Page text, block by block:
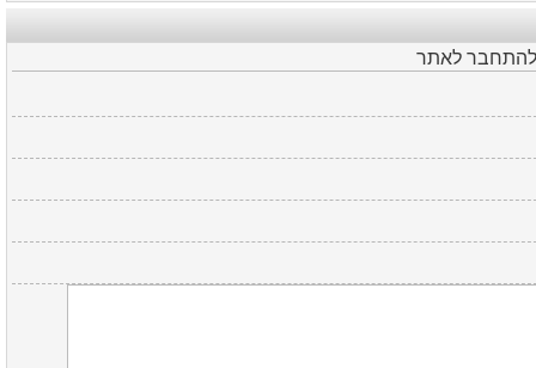
להתחבר לאתר